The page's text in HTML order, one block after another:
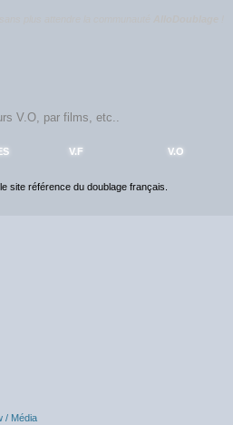
V.F V.O
, le site référence du doublage français.
/ Média